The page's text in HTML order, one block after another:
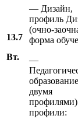
13.7
Вт.
— Дизайн,
профиль
(очно-
форма
—
двумя
профилями)
профили: